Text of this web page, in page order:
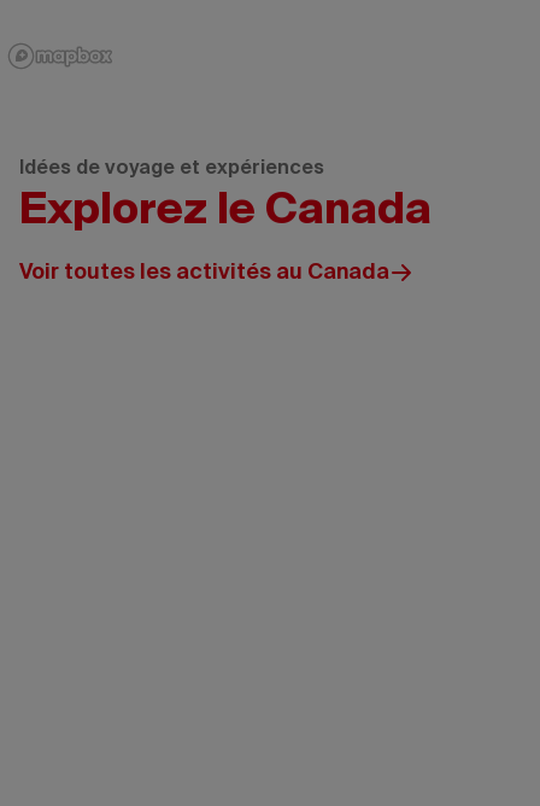
Idées de voyage et expériences
Explorez le Canada
Voir toutes les activités au Canada